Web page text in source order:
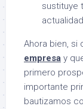
sustituye
Ahora bien, si
empresa y
primero
importante
bautizamos